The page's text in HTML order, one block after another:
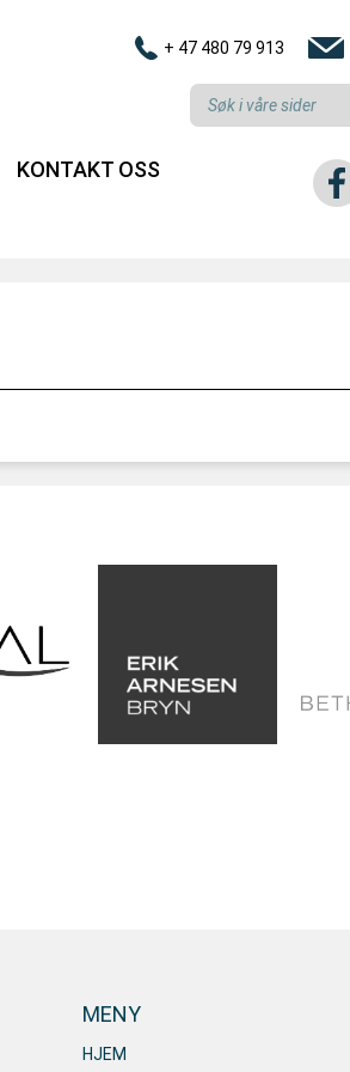
+ 47 480 79 913
KONTAKT OSS
MENY
HJEM